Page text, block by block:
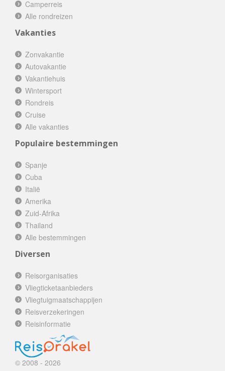
Camperreis
Alle rondreizen
Vakanties
Zonvakantie
Autovakantie
Vakantiehuis
Wintersport
Rondreis
Cruise
Alle vakanties
Populaire bestemmingen
Spanje
Cuba
Italië
Amerika
Zuid-Afrika
Thailand
Alle bestemmingen
Diversen
Reisorganisaties
Vliegticketaanbieders
Vliegtuigmaatschappijen
Reisverzekeringen
Reisinformatie
© 2008 - 2026